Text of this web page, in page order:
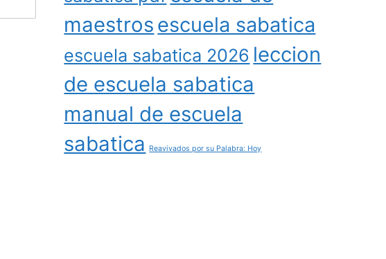
maestros escuela sabatica
escuela sabatica 2026 leccion
de escuela sabatica
manual de escuela
sabatica
Reavivados por su Palabra: Hoy